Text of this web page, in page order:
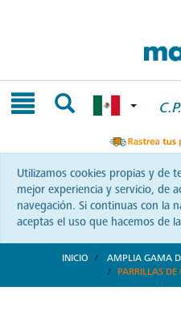
C.P.
Utilizamos cookies propias y de
mejor experiencia y servicio, de
navegación. Si continuas con la
aceptas el uso que hacemos de
INICIO
AMPLIA GAMA
PARRILLAS DE